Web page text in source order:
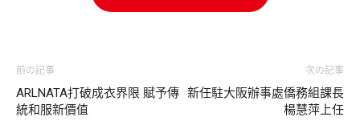
前の記事
ARLNATA打破成衣界限 賦予傳
統和服新價值
次の記事
新任駐大阪辦事處僑務組課長
楊慧萍上任